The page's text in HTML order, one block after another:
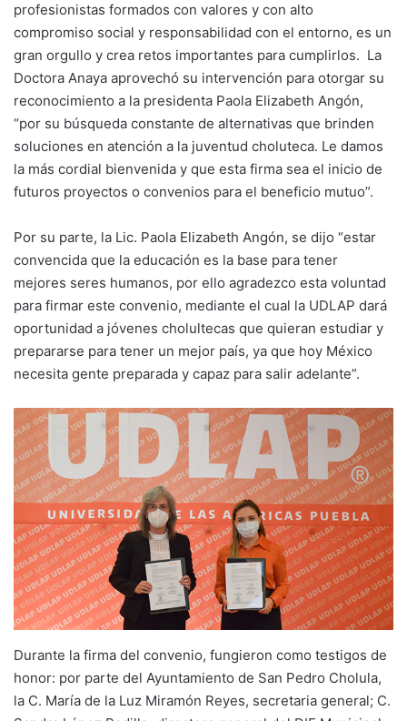
profesionistas formados con valores y con alto
compromiso social y responsabilidad con el entorno, es un
gran orgullo y crea retos importantes para cumplirlos. La
Doctora Anaya aprovechó su intervención para otorgar su
reconocimiento a la presidenta Paola Elizabeth Angón,
“por su búsqueda constante de alternativas que brinden
soluciones en atención a la juventud choluteca. Le damos
la más cordial bienvenida y que esta firma sea el inicio de
futuros proyectos o convenios para el beneficio mutuo”.
Por su parte, la Lic. Paola Elizabeth Angón, se dijo “estar
convencida que la educación es la base para tener
mejores seres humanos, por ello agradezco esta voluntad
para firmar este convenio, mediante el cual la UDLAP dará
oportunidad a jóvenes cholultecas que quieran estudiar y
prepararse para tener un mejor país, ya que hoy México
necesita gente preparada y capaz para salir adelante”.
Durante la firma del convenio, fungieron como testigos de
honor: por parte del Ayuntamiento de San Pedro Cholula,
la C. María de la Luz Miramón Reyes, secretaria general; C.